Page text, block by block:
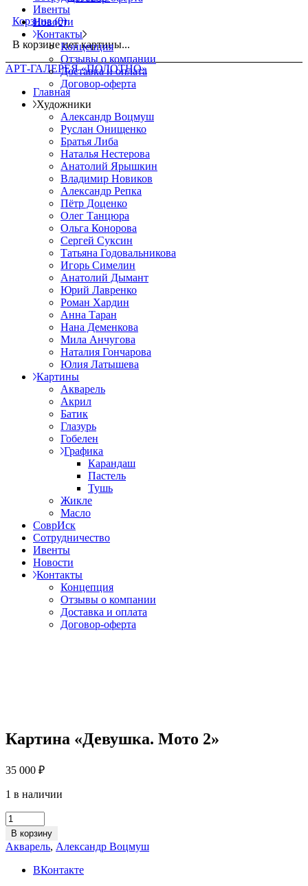
Корзина (0)
В корзине нет картины...
АРТ-ГАЛЕРЕЯ «ПОЛОТНО»
Главная
Художники
Александр Воцмуш
Руслан Онищенко
Братья Либа
Наталья Нестерова
Анатолий Ярышкин
Владимир Новиков
Александр Репка
Пётр Доценко
Олег Танцюра
Ольга Конорова
Сергей Суксин
Татьяна Годовальникова
Игорь Симелин
Анатолий Дымант
Юрий Лавренко
Роман Хардин
Анна Таран
Нана Деменкова
Мила Анчугова
Наталия Гончарова
Юлия Латышева
Картины
Акварель
Акрил
Батик
Глазурь
Гобелен
Графика
Карандаш
Пастель
Тушь
Жикле
Масло
СоврИск
Сотрудничество
Ивенты
Новости
Контакты
Концепция
Отзывы о компании
Доставка и оплата
Договор-оферта
Ивенты
Новости
Контакты
Концепция
Отзывы о компании
Доставка и оплата
Договор-оферта
Картина «Девушка. Мото 2»
35 000 ₽
1 в наличии
Картина
«Девушка.
Мото
2»
quantity
В корзину
Акварель, Александр Воцмуш
ВКонтакте